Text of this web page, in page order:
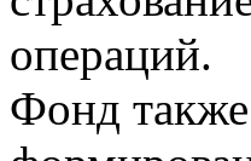
операций.
Фонд также